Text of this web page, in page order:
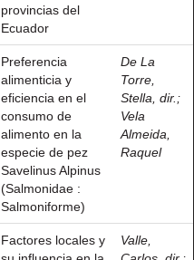
provincias del
Ecuador
Preferencia
alimenticia y
eficiencia en el
consumo de
alimento en la
especie de pez
Savelinus Alpinus
(Salmonidae :
Salmoniforme)
De La
Torre,
Stella, dir. ;
Vela
Almeida,
Raquel
Factores locales y
Valle,